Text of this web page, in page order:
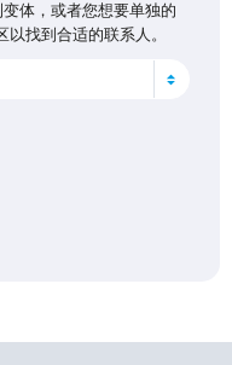
体，或者您想要单独的
找到合适的联系人。